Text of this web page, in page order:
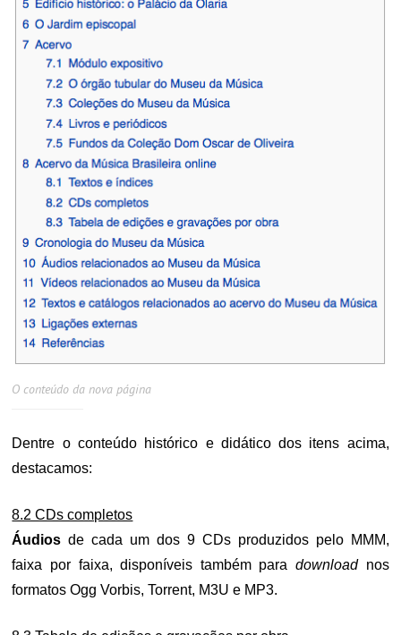
O conteúdo da nova página
Dentre o conteúdo histórico e didático dos itens acima,
destacamos:
8.2 CDs completos
Áudios de cada um dos 9 CDs produzidos pelo MMM,
faixa por faixa, disponíveis também para downloadnos
formatos Ogg Vorbis, Torrent, M3U e MP3.